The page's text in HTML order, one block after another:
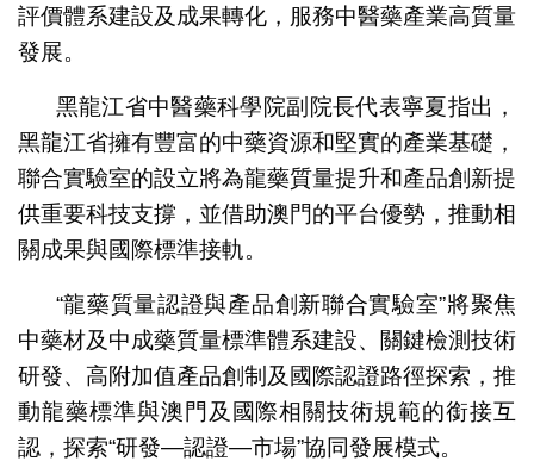
評價體系建設及成果轉化，服務中醫藥產業高質量
發展。
黑龍江省中醫藥科學院副院長代表寧夏指出，
黑龍江省擁有豐富的中藥資源和堅實的產業基礎，
聯合實驗室的設立將為龍藥質量提升和產品創新提
供重要科技支撐，並借助澳門的平台優勢，推動相
關成果與國際標準接軌。
“龍藥質量認證與產品創新聯合實驗室”將聚焦
中藥材及中成藥質量標準體系建設、關鍵檢測技術
研發、高附加值產品創制及國際認證路徑探索，推
動龍藥標準與澳門及國際相關技術規範的銜接互
認，探索“研發—認證—市場”協同發展模式。